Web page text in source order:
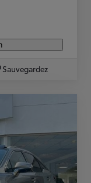
Sauvegardez